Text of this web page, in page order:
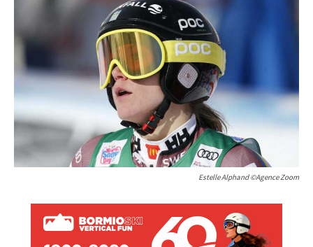
Estelle Alphand ©Agence Zoom